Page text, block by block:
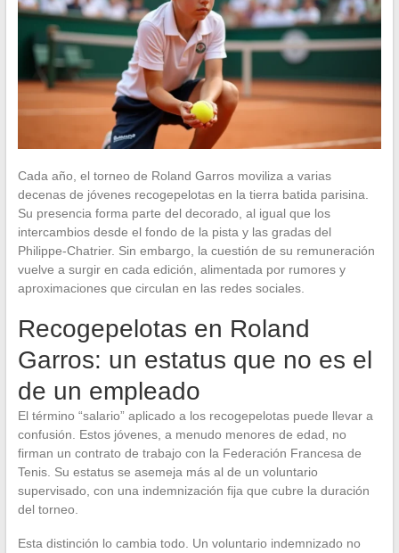
Cada año, el torneo de Roland Garros moviliza a varias
decenas de jóvenes recogepelotas en la tierra batida parisina.
Su presencia forma parte del decorado, al igual que los
intercambios desde el fondo de la pista y las gradas del
Philippe-Chatrier. Sin embargo, la cuestión de su remuneración
vuelve a surgir en cada edición, alimentada por rumores y
aproximaciones que circulan en las redes sociales.
Recogepelotas en Roland
Garros: un estatus que no es el
de un empleado
El término “salario” aplicado a los recogepelotas puede llevar a
confusión. Estos jóvenes, a menudo menores de edad, no
firman un contrato de trabajo con la Federación Francesa de
Tenis. Su estatus se asemeja más al de un voluntario
supervisado, con una indemnización fija que cubre la duración
del torneo.
Esta distinción lo cambia todo. Un voluntario indemnizado no